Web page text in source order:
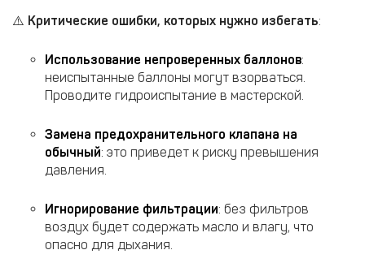
⚠️ Критические ошибки, которых нужно избегать:
Использование непроверенных баллонов:
неиспытанные баллоны могут взорваться.
Проводите гидроиспытание в мастерской.
Замена предохранительного клапана на
обычный: это приведет к риску превышения
давления.
Игнорирование фильтрации: без фильтров
воздух будет содержать масло и влагу, что
опасно для дыхания.